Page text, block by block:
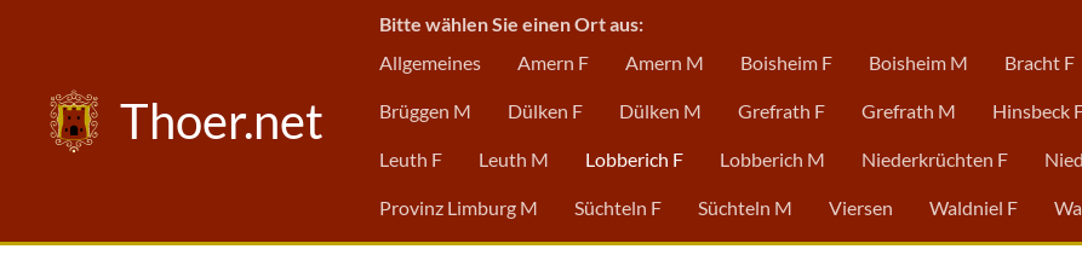
Thoer.net
Bitte wählen Sie einen Ort aus:
Allgemeines
Amern F Amern M Boisheim F Boisheim M Bracht F
Brüggen M Dülken F Dülken M Grefrath F Grefrath M Hinsbeck
Leuth F Leuth M Lobberich F Lobberich M Niederkrüchten F
Provinz Limburg M Süchteln F Süchteln M Viersen Waldniel F